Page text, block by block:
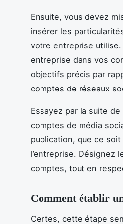
Ensuite, vous devez
insérer les
votre entreprise
entreprise dans vos
objectifs précis par
comptes de réseaux
Essayez par la suite
comptes de média
publication, que ce
l’entreprise. Désignez
comptes, tout en
Comment établir
Certes, cette étape